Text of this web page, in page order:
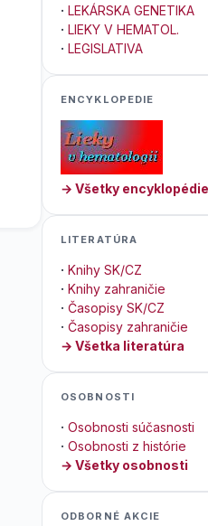
· LEKÁRSKA GENETIKA
· LIEKY V HEMATOL.
· LEGISLATIVA
ENCYKLOPEDIE
→ Všetky encyklopédie
LITERATÚRA
· Knihy SK/CZ
· Knihy zahraničie
· Časopisy SK/CZ
· Časopisy zahraničie
→ Všetka literatúra
OSOBNOSTI
· Osobnosti súčasnosti
· Osobnosti z histórie
→ Všetky osobnosti
ODBORNÉ AKCIE